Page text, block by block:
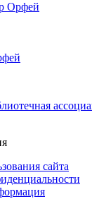
Орфей
сайта